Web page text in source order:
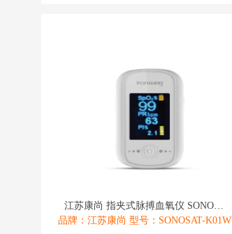
江苏康尚 指夹式脉搏血氧仪 SONOSAT
品牌：江苏康尚 型号：SONOSAT-K01W